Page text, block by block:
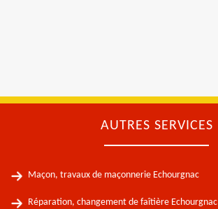
AUTRES SERVICES
Maçon, travaux de maçonnerie Echourgnac
Réparation, changement de faîtière Echourgnac